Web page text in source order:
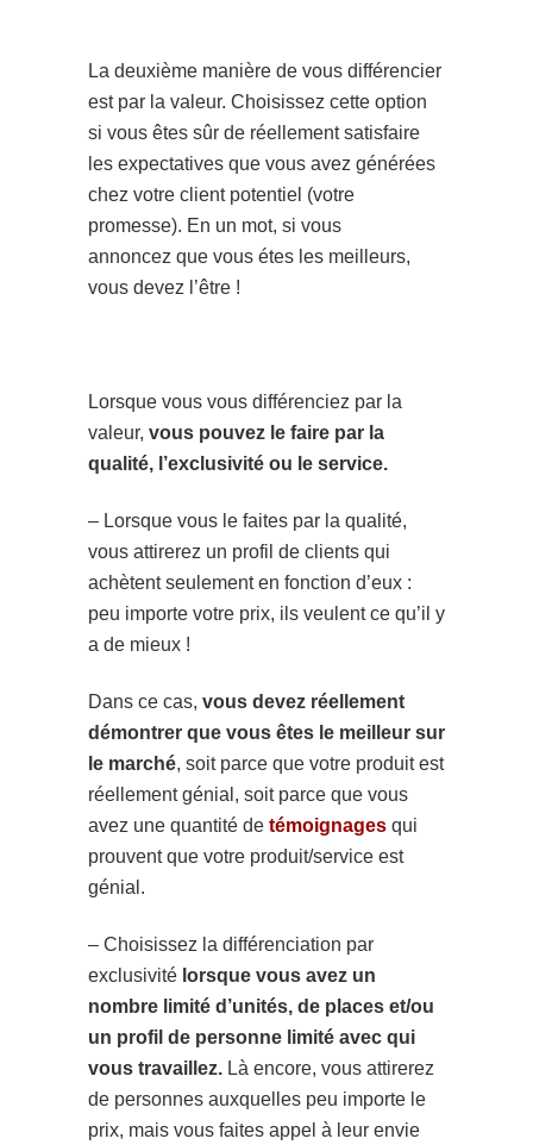
La deuxième manière de vous différencier
est par la valeur. Choisissez cette option
si vous êtes sûr de réellement satisfaire
les expectatives que vous avez générées
chez votre client potentiel (votre
promesse). En un mot, si vous
annoncez que vous étes les meilleurs,
vous devez l’être !
Lorsque vous vous différenciez par la
valeur, vous pouvez le faire par la
qualité, l’exclusivité ou le service.
– Lorsque vous le faites par la qualité,
vous attirerez un profil de clients qui
achètent seulement en fonction d’eux :
peu importe votre prix, ils veulent ce qu’il y
a de mieux !
Dans ce cas, vous devez réellement
démontrer que vous êtes le meilleur sur
le marché, soit parce que votre produit est
réellement génial, soit parce que vous
avez une quantité de témoignages qui
prouvent que votre produit/service est
génial.
– Choisissez la différenciation par
exclusivité lorsque vous avez un
nombre limité d’unités, de places et/ou
un profil de personne limité avec qui
vous travaillez. Là encore, vous attirerez
de personnes auxquelles peu importe le
prix, mais vous faites appel à leur envie